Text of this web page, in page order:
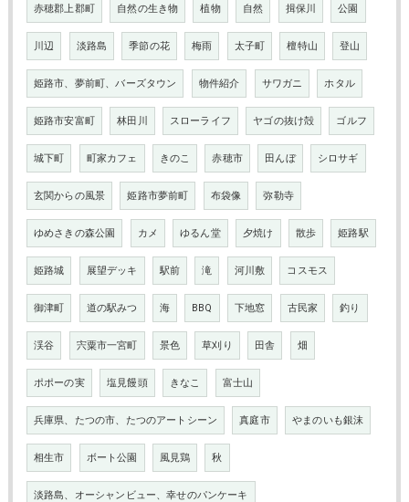
赤穂郡上郡町 自然の生き物 植物 自然 揖保川 公園
川辺 淡路島 季節の花 梅雨 太子町 檀特山 登山
姫路市、夢前町、バーズタウン 物件紹介 サワガニ ホタル
姫路市安富町 林田川 スローライフ ヤゴの抜け殻 ゴルフ
城下町 町家カフェ きのこ 赤穂市 田んぼ シロサギ
玄関からの風景 姫路市夢前町 布袋像 弥勒寺
ゆめさきの森公園 カメ ゆるん堂 夕焼け 散歩 姫路駅
姫路城 展望デッキ 駅前 滝 河川敷 コスモス
御津町 道の駅みつ 海 BBQ 下地窓 古民家 釣り
渓谷 宍粟市一宮町 景色 草刈り 田舎 畑
ポポーの実 塩見饅頭 きなこ 富士山
兵庫県、たつの市、たつのアートシーン 真庭市 やまのいも銀沫
相生市 ボート公園 風見鶏 秋
淡路島、オーシャンビュー、幸せのパンケーキ